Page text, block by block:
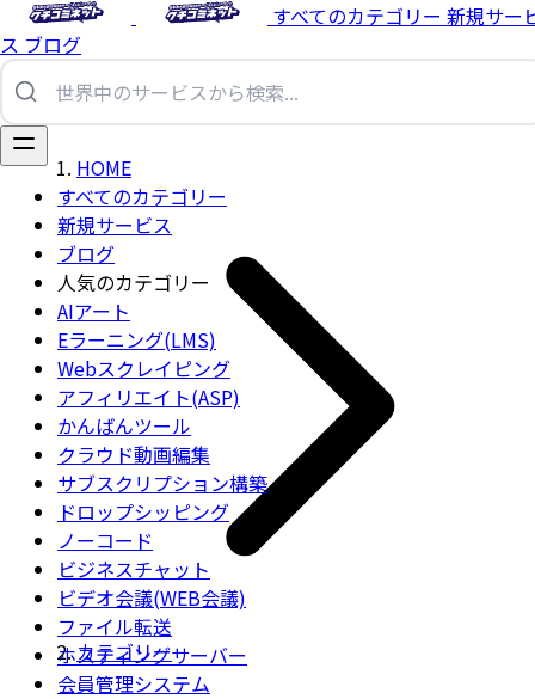
すべてのカテゴリー 新規サー
ス ブログ
すべてのカテゴリー
新規サービス
ブログ
人気のカテゴリー
AIアート
Eラーニング(LMS)
Webスクレイピング
アフィリエイト(ASP)
かんばんツール
クラウド動画編集
サブスクリプション構築
ドロップシッピング
ノーコード
ビジネスチャット
ビデオ会議(WEB会議)
ファイル転送
ホスティングサーバー
会員管理システム
HOME
カテゴリー